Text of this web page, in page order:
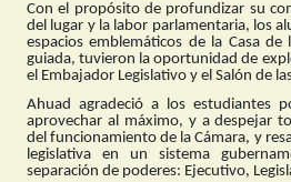
Con el propósito de profundizar su
del lugar y la labor parlamentaria, los
espacios emblemáticos de la Casa de
guiada, tuvieron la oportunidad de
el Embajador Legislativo y el Salón de
Ahuad agradeció a los estudiantes
aprovechar al máximo, y a despejar
del funcionamiento de la Cámara, y
legislativa en un sistema
separación de poderes: Ejecutivo,